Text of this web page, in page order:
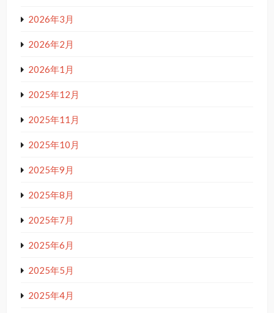
2026年3月
2026年2月
2026年1月
2025年12月
2025年11月
2025年10月
2025年9月
2025年8月
2025年7月
2025年6月
2025年5月
2025年4月